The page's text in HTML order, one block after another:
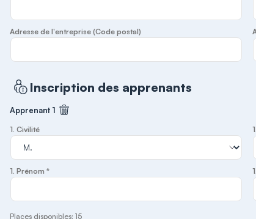
Adresse de l'entreprise (Code postal)
Inscription des apprenants
Apprenant 1 Supprimer cet apprenant
1. Civilité
1. Prénom *
Places disponibles: 15